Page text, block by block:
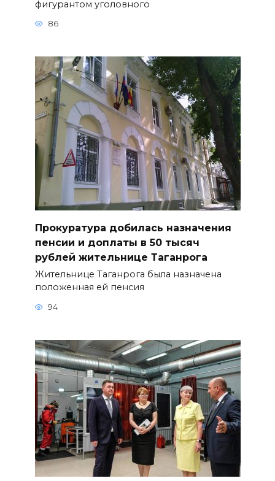
фигурантом уголовного
86
Прокуратура добилась назначения
пенсии и доплаты в 50 тысяч
рублей жительнице Таганрога
Жительнице Таганрога была назначена
положенная ей пенсия
94